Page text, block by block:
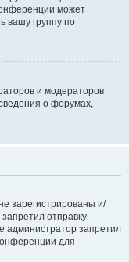
может
вашу группу по
и модераторов
о форумах,
зарегистрированы и/
отправку
администратор запретил
для